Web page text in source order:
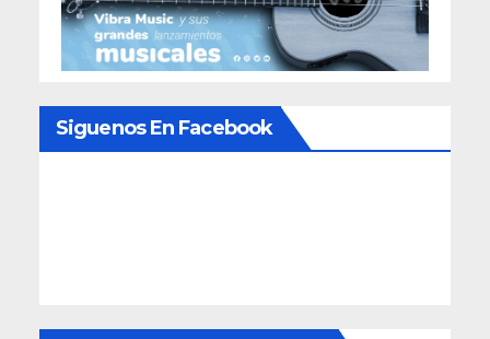
Siguenos En Facebook